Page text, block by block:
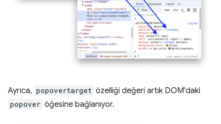
Ayrıca, popovertarget özelliği değeri artık DOM'daki
popover öğesine bağlanıyor.